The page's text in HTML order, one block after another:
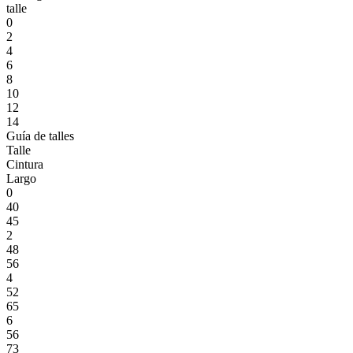
talle
0
2
4
6
8
10
12
14
Guía de talles
Talle
Cintura
Largo
0
40
45
2
48
56
4
52
65
6
56
73